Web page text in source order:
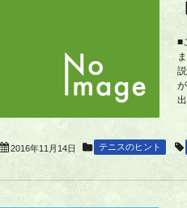
■
2016年11月14日 テニスのヒント